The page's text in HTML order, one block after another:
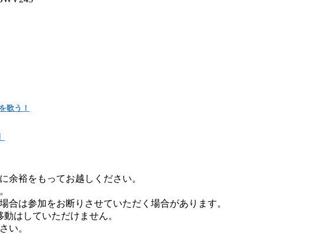
歌う！
裕をもってお越しください。
は参加をお断りさせていただく場合があります。
はしていただけません。
い。